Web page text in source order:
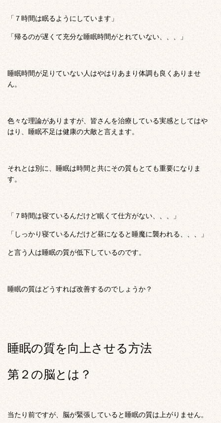
「７時間は眠るようにしています」
「帰るのが遅くて充分な睡眠時間がとれていない、、、」
睡眠時間が足りていない人はやはりあまり体調も良くありませ
ん。
色々な理論がありますが、皆さんを治療している実感としてはや
はり、睡眠不足は健康の大敵と言えます。
それとは別に、睡眠は時間と共にその質もとても重要になりま
す。
「７時間は寝ているんだけど眠くて仕方がない、、、」
「しっかり寝ているんだけど昼になると睡魔に襲われる、、、」
と言う人は睡眠の質が低下しているのです。
睡眠の質はどうすれば改善するのでしょうか？
睡眠の質を向上させる方法
第２の脳とは？
当たり前ですが、脳が緊張していると睡眠の質は上がりません。